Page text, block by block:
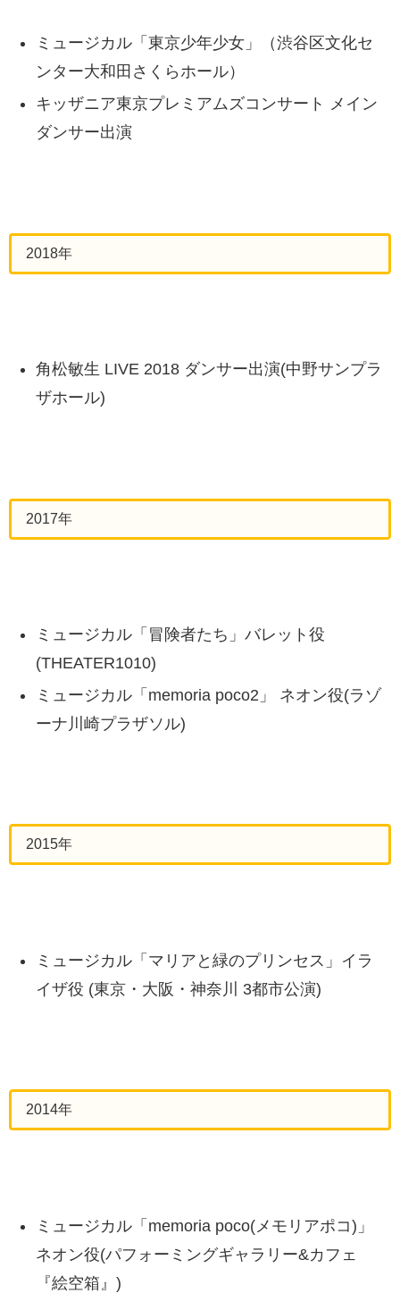
ミュージカル「東京少年少女」（渋谷区文化セ
ンター大和田さくらホール）
キッザニア東京プレミアムズコンサート メイン
ダンサー出演
2018年
角松敏生 LIVE 2018 ダンサー出演(中野サンプラ
ザホール)
2017年
ミュージカル「冒険者たち」バレット役
(THEATER1010)
ミュージカル「memoria poco2」 ネオン役(ラゾ
ーナ川崎プラザソル)
2015年
ミュージカル「マリアと緑のプリンセス」イラ
イザ役 (東京・大阪・神奈川 3都市公演)
2014年
ミュージカル「memoria poco(メモリアポコ)」
ネオン役(パフォーミングギャラリー&カフェ
『絵空箱』)